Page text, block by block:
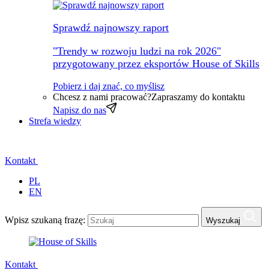
Sprawdź najnowszy raport
"Trendy w rozwoju ludzi na rok 2026"
przygotowany przez eksportów House of Skills
Pobierz i daj znać, co myślisz
Chcesz z nami pracować?Zapraszamy do kontaktu
Napisz do nas
Strefa wiedzy
Kontakt
PL
EN
Wpisz szukaną frazę: Wyszukaj
Kontakt